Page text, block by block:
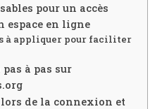
pour un accès
espace en ligne
à appliquer pour faciliter
à pas sur
de la connexion et